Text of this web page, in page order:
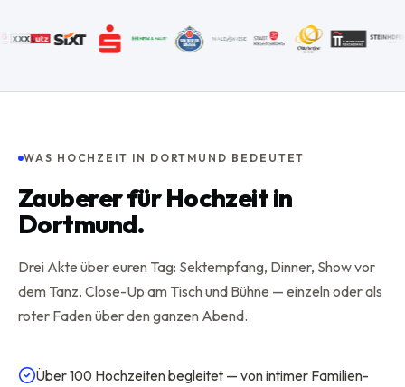
WAS HOCHZEIT IN DORTMUND BEDEUTET
Zauberer für Hochzeit in
Dortmund.
Drei Akte über euren Tag: Sektempfang, Dinner, Show vor
dem Tanz. Close-Up am Tisch und Bühne — einzeln oder als
roter Faden über den ganzen Abend.
Über 100 Hochzeiten begleitet — von intimer Familien-